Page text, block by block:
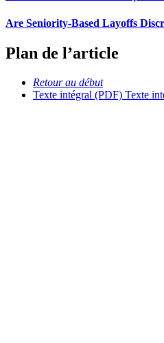
Are Seniority-Based Layoffs
Plan de l’article
Retour au début
Texte intégral (PDF) Texte